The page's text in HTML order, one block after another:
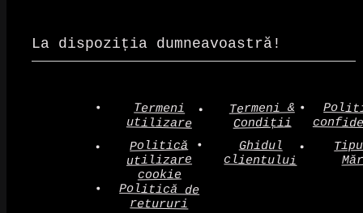
La dispoziția dumneavoastră!
Termeni
utilizare
Termeni &
Condiții
Politică
utilizare
cookie
Ghidul
clientului
Politică de
retururi